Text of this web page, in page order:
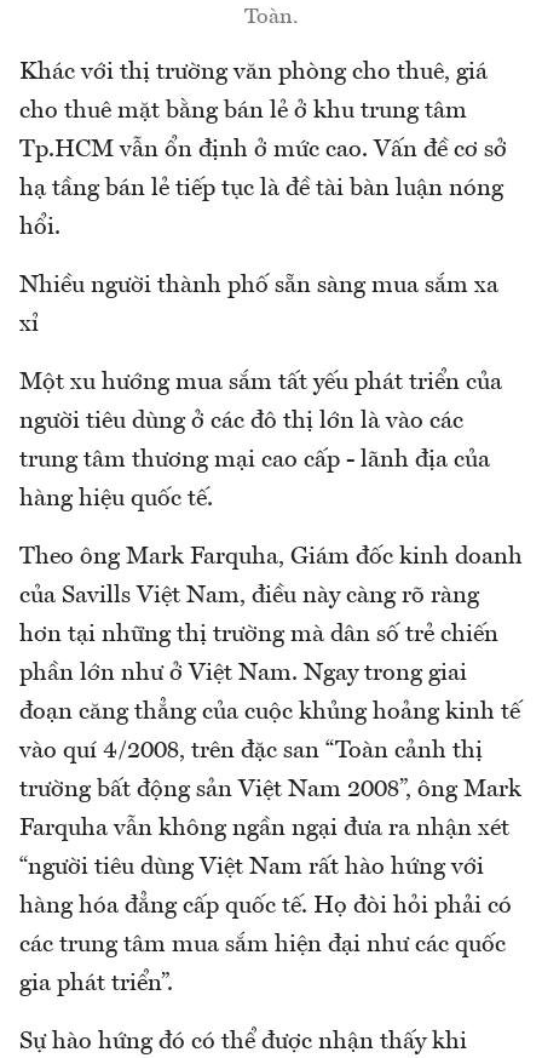
Toàn.
Khác với thị trường văn phòng cho thuê, giá
cho thuê mặt bằng bán lẻ ở khu trung tâm
Tp.HCM vẫn ổn định ở mức cao. Vấn đề cơ sở
hạ tầng bán lẻ tiếp tục là đề tài bàn luận nóng
hổi.
Nhiều người thành phố sẵn sàng mua sắm xa
xỉ
Một xu hướng mua sắm tất yếu phát triển của
người tiêu dùng ở các đô thị lớn là vào các
trung tâm thương mại cao cấp - lãnh địa của
hàng hiệu quốc tế.
Theo ông Mark Farquha, Giám đốc kinh doanh
của Savills Việt Nam, điều này càng rõ ràng
hơn tại những thị trường mà dân số trẻ chiến
phần lớn như ở Việt Nam. Ngay trong giai
đoạn căng thẳng của cuộc khủng hoảng kinh tế
vào quí 4/2008, trên đặc san “Toàn cảnh thị
trường bất động sản Việt Nam 2008”, ông Mark
Farquha vẫn không ngần ngại đưa ra nhận xét
“người tiêu dùng Việt Nam rất hào hứng với
hàng hóa đẳng cấp quốc tế. Họ đòi hỏi phải có
các trung tâm mua sắm hiện đại như các quốc
gia phát triển”.
Sự hào hứng đó có thể được nhận thấy khi